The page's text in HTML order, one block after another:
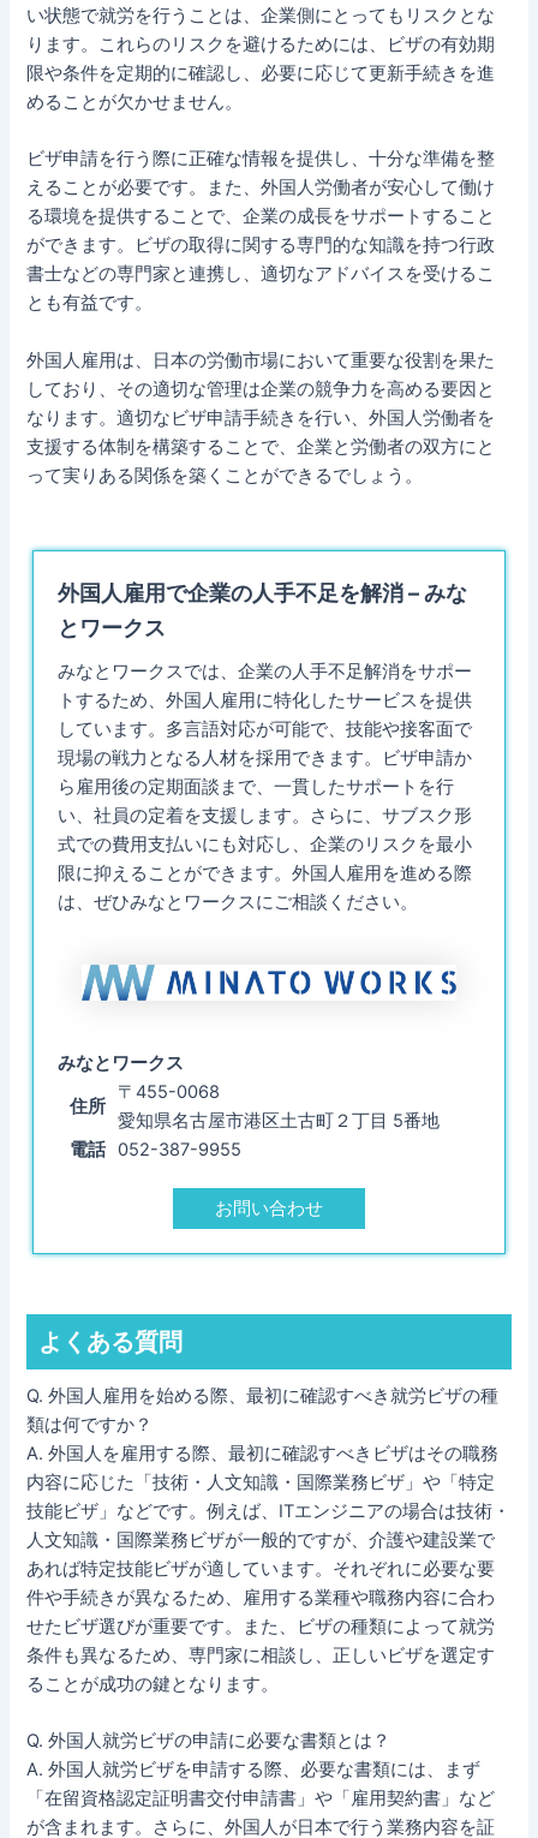
い状態で就労を行うことは、企業側にとってもリスクとな
ります。これらのリスクを避けるためには、ビザの有効期
限や条件を定期的に確認し、必要に応じて更新手続きを進
めることが欠かせません。
ビザ申請を行う際に正確な情報を提供し、十分な準備を整
えることが必要です。また、外国人労働者が安心して働け
る環境を提供することで、企業の成長をサポートすること
ができます。ビザの取得に関する専門的な知識を持つ行政
書士などの専門家と連携し、適切なアドバイスを受けるこ
とも有益です。
外国人雇用は、日本の労働市場において重要な役割を果た
しており、その適切な管理は企業の競争力を高める要因と
なります。適切なビザ申請手続きを行い、外国人労働者を
支援する体制を構築することで、企業と労働者の双方にと
って実りある関係を築くことができるでしょう。
外国人雇用で企業の人手不足を解消 – みな
とワークス
みなとワークスでは、企業の人手不足解消をサポー
トするため、外国人雇用に特化したサービスを提供
しています。多言語対応が可能で、技能や接客面で
現場の戦力となる人材を採用できます。ビザ申請か
ら雇用後の定期面談まで、一貫したサポートを行
い、社員の定着を支援します。さらに、サブスク形
式での費用支払いにも対応し、企業のリスクを最小
限に抑えることができます。外国人雇用を進める際
は、ぜひみなとワークスにご相談ください。
みなとワークス
住所
〒455-0068
愛知県名古屋市港区土古町２丁目 5番地
電話
052-387-9955
お問い合わせ
よくある質問
Q. 外国人雇用を始める際、最初に確認すべき就労ビザの種
類は何ですか？
A. 外国人を雇用する際、最初に確認すべきビザはその職務
内容に応じた「技術・人文知識・国際業務ビザ」や「特定
技能ビザ」などです。例えば、ITエンジニアの場合は技術・
人文知識・国際業務ビザが一般的ですが、介護や建設業で
あれば特定技能ビザが適しています。それぞれに必要な要
件や手続きが異なるため、雇用する業種や職務内容に合わ
せたビザ選びが重要です。また、ビザの種類によって就労
条件も異なるため、専門家に相談し、正しいビザを選定す
ることが成功の鍵となります。
Q. 外国人就労ビザの申請に必要な書類とは？
A. 外国人就労ビザを申請する際、必要な書類には、まず
「在留資格認定証明書交付申請書」や「雇用契約書」など
が含まれます。さらに、外国人が日本で行う業務内容を証